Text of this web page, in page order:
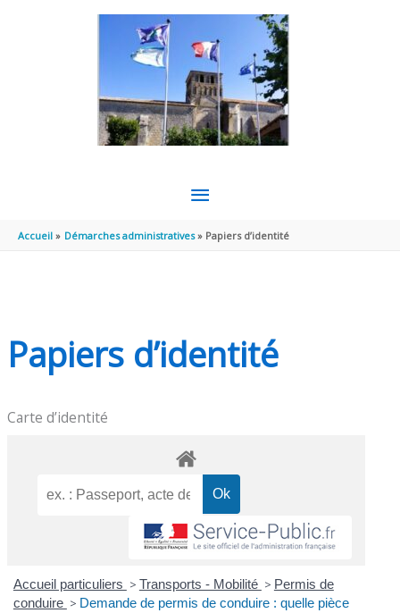
MENU
PRINCIPAL
Accueil Démarches administratives Papiers d’identité
Papiers d’identité
Carte d’identité
Accueil particuliers > Transports - Mobilité > Permis de
conduire > Demande de permis de conduire : quelle pièce